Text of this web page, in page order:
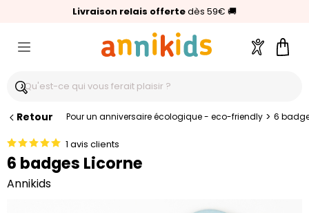
Livraison relais offertedès 59€ 🚚
🥇Palmarès Capital 2025 :Annikids N°1
⭐⭐⭐⭐⭐4,6/5(24 000 avis clients)
Compte
Retour Pour un anniversaire écologique - eco-friendly > 6
1 avis clients
6 badges Licorne
Annikids